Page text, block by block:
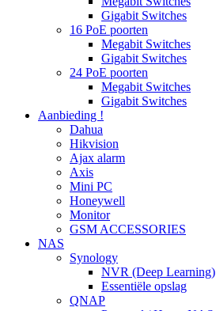
Gigabit Switches
16 PoE poorten
Megabit Switches
Gigabit Switches
24 PoE poorten
Megabit Switches
Gigabit Switches
Aanbieding !
Dahua
Hikvision
Ajax alarm
Axis
Mini PC
Honeywell
Monitor
GSM ACCESSORIES
NAS
Synology
NVR (Deep Learning)
Essentiële opslag
QNAP